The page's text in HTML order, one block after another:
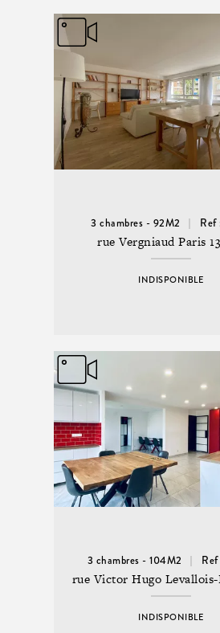
3 chambres - 92M2 Ref
rue Vergniaud Paris
INDISPONIBLE
3 chambres - 104M2
rue Victor Hugo
INDISPONIBLE